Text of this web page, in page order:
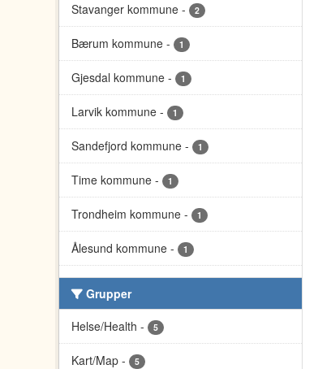
Stavanger kommune - 2
Bærum kommune - 1
Gjesdal kommune - 1
Larvik kommune - 1
Sandefjord kommune - 1
Time kommune - 1
Trondheim kommune - 1
Ålesund kommune - 1
Grupper
Helse/Health - 5
Kart/Map - 5